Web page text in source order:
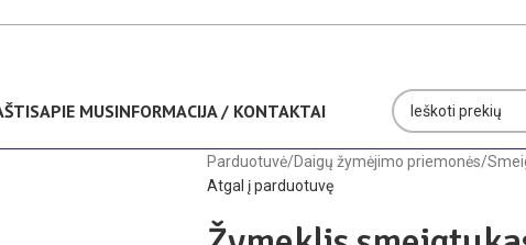
Nemokamas pristatymas Lietuvoje nuo 35€
APIE MUSINFORMACIJA / KONTAKTAI
Parduotuvė/Daigų žymėjimo priemonės/
Atgal į parduotuvę